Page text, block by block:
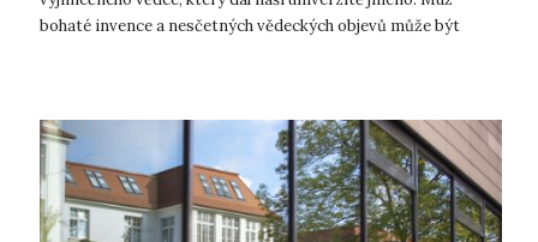
bohaté invence a nesčetných vědeckých objevů může být